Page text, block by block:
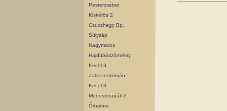
Pesterzsébet
Kiskõrös 2
Csúcshegy Bp.
Sülysáp
Nagymaros
Hajdúböszörmény
Kecel 3
Zalaszentistván
Kecel 3
Monostorapáti 2
Õrhalom